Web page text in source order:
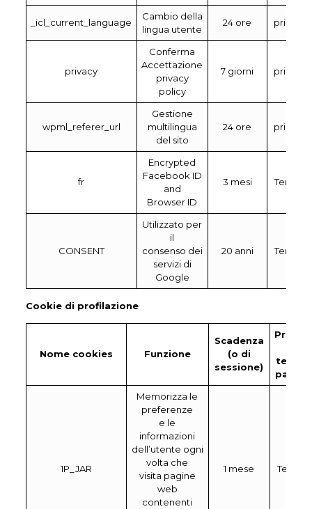
_icl_current_language
Cambio della
lingua utente
24 ore prima
privacy
Conferma
Accettazione
privacy
policy
7 giorni prima
wpml_referer_url
Gestione
multilingua
del sito
24 ore prima
fr
Encrypted
Facebook ID
and
Browser ID
3 mesi
Terza
CONSENT
Utilizzato per
il
consenso dei
servizi di
Google
20 anni Terza
Cookie di profilazione
Nome cookies Funzione
Scadenza
(o di
sessione)
Prima
terza
parte
1P_JAR
Memorizza le
preferenze
e le
informazioni
dell’utente ogni
volta che
visita pagine
web
contenenti
1 mese Terza